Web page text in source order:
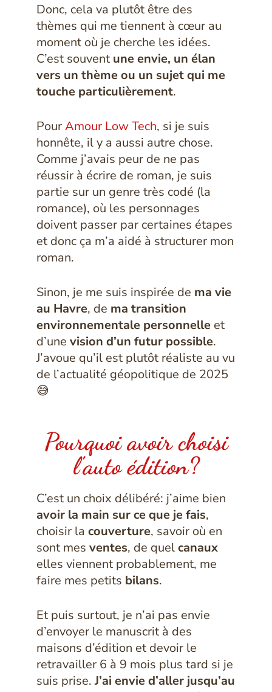
Donc, cela va plutôt être des
thèmes qui me tiennent à cœur au
moment où je cherche les idées.
C’est souvent une envie, un élan
vers un thème ou un sujet qui me
touche particulièrement.
PourAmour Low Tech, si je suis
honnête, il y a aussi autre chose.
Comme j’avais peur de ne pas
réussir à écrire de roman, je suis
partie sur un genre très codé (la
romance), où les personnages
doivent passer par certaines étapes
et donc ça m’a aidé à structurer mon
roman.
Sinon, je me suis inspirée de ma vie
au Havre, de ma transition
environnementale personnelle et
d’une vision d’un futur possible.
J’avoue qu’il est plutôt réaliste au vu
de l’actualité géopolitique de 2025
😅
Pourquoi avoir choisi
l'auto édition?
C’est un choix délibéré: j’aime bien
avoir la main sur ce que je fais,
choisir la couverture, savoir où en
sont mes ventes, de quelcanaux
elles viennent probablement, me
faire mes petits bilans.
Et puis surtout, je n’ai pas envie
d’envoyer le manuscrit à des
maisons d’édition et devoir le
retravailler 6 à 9 mois plus tard si je
suis prise.J’ai envie d’aller jusqu’au